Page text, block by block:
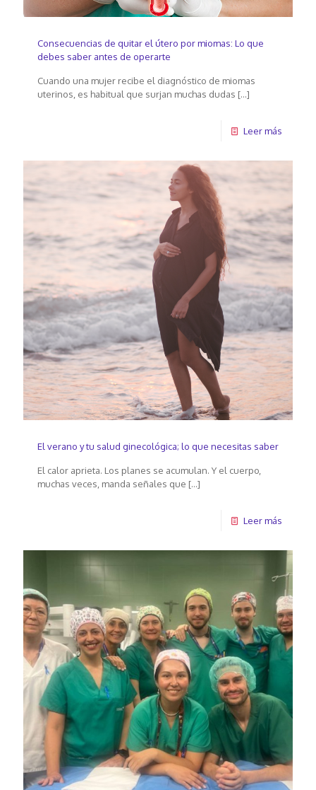
Consecuencias de quitar el útero por miomas: Lo que
debes saber antes de operarte
Cuando una mujer recibe el diagnóstico de miomas
uterinos, es habitual que surjan muchas dudas […]
Leer más
El verano y tu salud ginecológica; lo que necesitas saber
El calor aprieta. Los planes se acumulan. Y el cuerpo,
muchas veces, manda señales que […]
Leer más